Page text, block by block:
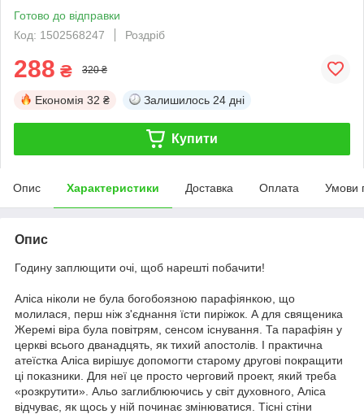
Готово до відправки
Код: 1502568247
Роздріб
288 ₴ 320 ₴
Економія 32 ₴ Залишилось 24 дні
Купити
Опис Характеристики Доставка Оплата Умови
Опис
Годину заплющити очі, щоб нарешті побачити!
Аліса ніколи не була богобоязною парафіянкою, що
молилася, перш ніж з'єднання їсти пиріжок. А для священика
Жеремі віра була повітрям, сенсом існування. Та парафіян у
церкві всього дванадцять, як тихий апостолів. І практична
атеїстка Аліса вирішує допомогти старому другові покращити
ці показники. Для неї це просто черговий проект, який треба
«розкрутити». Альо заглиблюючись у світ духовного, Аліса
відчуває, як щось у ній починає змінюватися. Тісні стіни